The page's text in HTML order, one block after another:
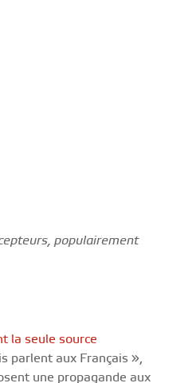
populairement
la seule source
parlent aux Français »,
une propagande aux